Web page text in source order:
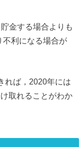
金する場合よりも
不利になる場合が
れば，2020年には
取れることがわか